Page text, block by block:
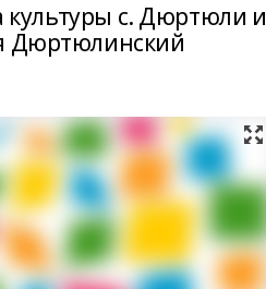
культуры с. Дюртюли и
Дюртюлинский